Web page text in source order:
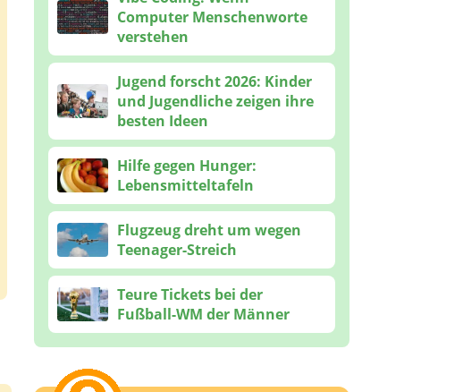
Computer Menschenworte
verstehen
Jugend forscht 2026: Kinder
und Jugendliche zeigen ihre
besten Ideen
Hilfe gegen Hunger:
Lebensmitteltafeln
Flugzeug dreht um wegen
Teenager-Streich
Teure Tickets bei der
Fußball-WM der Männer